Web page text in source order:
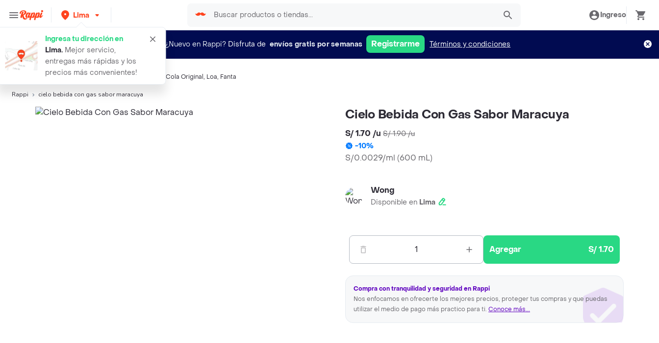
Lima
Ingresa tu dirección en
Lima. Mejor servicio,
entregas más rápidas y los
precios más convenientes!
Ingreso
¿Nuevo en Rappi? Disfruta de envíos gratis por semanas Registrarme Términos y condiciones
Búsquedas relacionadas: Gaseosas,San Luis Coca-Cola Original , Loa, Fanta
Rappi cielo bebida con gas sabor maracuya
Cielo Bebida Con Gas Sabor Maracuya
S/ 1.70 /u S/ 1.90/u
-10%
S/0.0029/ml (600 mL)
Wong
Disponible en Lima
1 Agregar S/ 1.70
Compra con tranquilidad y seguridad en Rappi
Nos enfocamos en ofrecerte los mejores precios, proteger tus compras y que puedas
utilizar el medio de pago más practico para ti. Conoce más...